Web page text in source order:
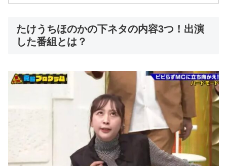
たけうちほのかの下ネタの内容3つ！出演
した番組とは？